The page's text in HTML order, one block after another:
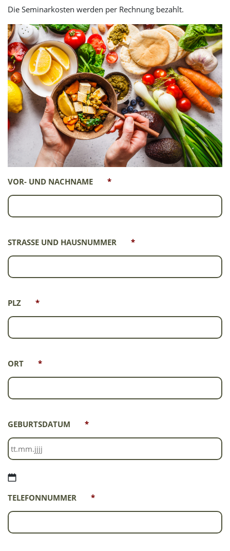
Die Seminarkosten werden per Rechnung bezahlt.
VOR- UND NACHNAME *
STRASSE UND HAUSNUMMER *
PLZ *
ORT *
GEBURTSDATUM *
Punkt
MM
Punkt
TELEFONNUMMER *